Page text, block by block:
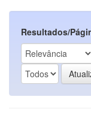
Resultados/